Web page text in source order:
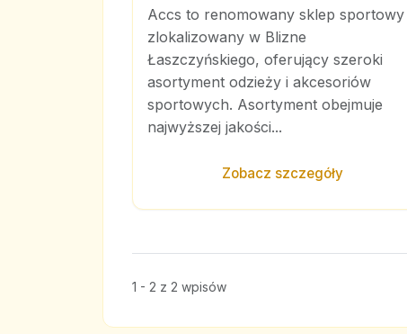
Accs to renomowany sklep sportowy
zlokalizowany w Blizne
Łaszczyńskiego, oferujący szeroki
asortyment odzieży i akcesoriów
sportowych. Asortyment obejmuje
najwyższej jakości...
Zobacz szczegóły
1 - 2 z 2 wpisów